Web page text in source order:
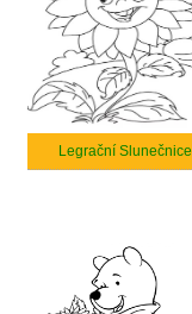
Legrační Slunečnice